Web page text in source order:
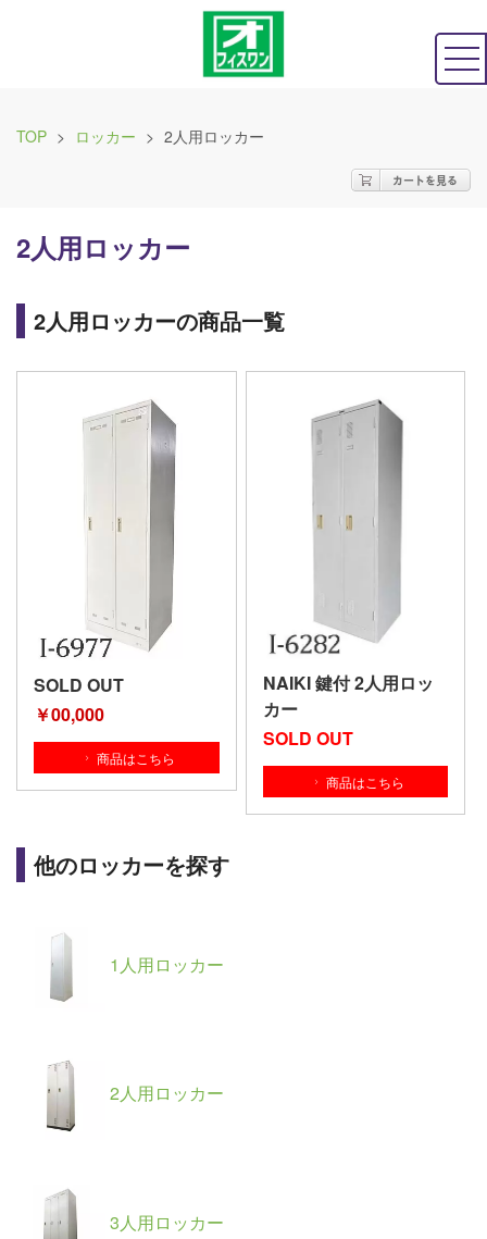
TOP > ロッカー > 2人用ロッカー
2人用ロッカー
2人用ロッカーの商品一覧
SOLD OUT
￥00,000
商品はこちら
NAIKI 鍵付 2人用ロッ
カー
SOLD OUT
商品はこちら
他のロッカーを探す
1人用ロッカー
2人用ロッカー
3人用ロッカー